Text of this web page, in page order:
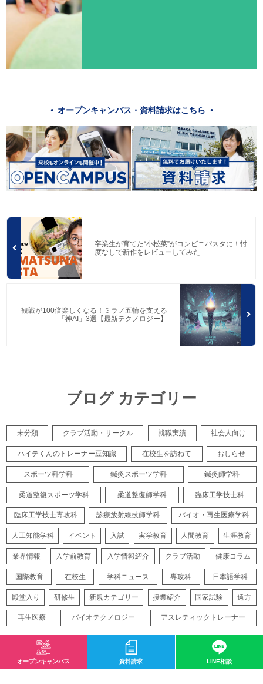
オープンキャンパス・資料請求はこちら
卒業生が育てた“小松菜”がコンビニパスタに！忖
度なしで新作をレビューしてみた
観戦が100倍楽しくなる！ミラノ五輪を支える
「神AI」3選【最新テクノロジー】
ブログ カテゴリー
未分類 クラブ活動・サークル 就職実績 社会人向け
ハイテくんのトレーナー豆知識 在校生を訪ねて おしらせ
スポーツ科学科 鍼灸スポーツ学科 鍼灸師学科
柔道整復スポーツ学科 柔道整復師学科 臨床工学技士科
臨床工学技士専攻科 診療放射線技師学科 バイオ・再生医療学科
人工知能学科 イベント 入試 実学教育 人間教育 生涯教育
業界情報 入学前教育 入学情報紹介 クラブ活動 健康コラム
国際教育 在校生 学科ニュース 専攻科 日本語学科
殿堂入り 研修生 新規カテゴリー 授業紹介 国家試験 遠方
再生医療 バイオテクノロジー アスレティックトレーナー
サイトマップ
オープンキャンパス 資料請求 LINE相談